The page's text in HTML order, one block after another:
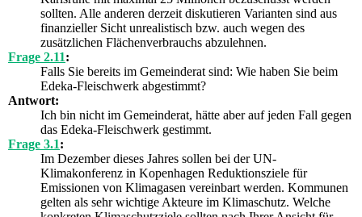
sollten. Alle anderen derzeit diskutieren Varianten sind aus
finanzieller Sicht unrealistisch bzw. auch wegen des
zusätzlichen Flächenverbrauchs abzulehnen.
Frage 2.11:
Falls Sie bereits im Gemeinderat sind: Wie haben Sie beim
Edeka-Fleischwerk abgestimmt?
Antwort:
Ich bin nicht im Gemeinderat, hätte aber auf jeden Fall gegen
das Edeka-Fleischwerk gestimmt.
Frage 3.1:
Im Dezember dieses Jahres sollen bei der UN-
Klimakonferenz in Kopenhagen Reduktionsziele für
Emissionen von Klimagasen vereinbart werden. Kommunen
gelten als sehr wichtige Akteure im Klimaschutz. Welche